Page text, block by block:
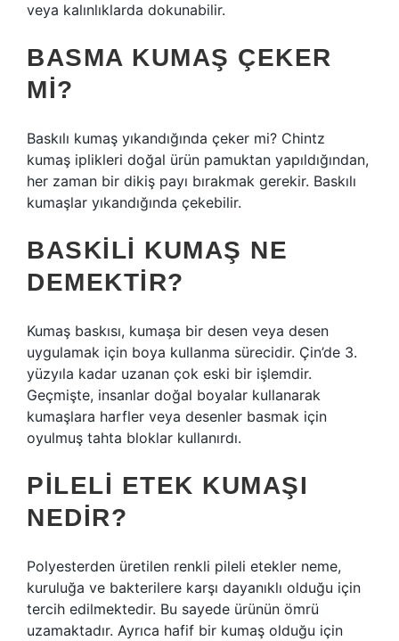
veya kalınlıklarda dokunabilir.
BASMA KUMAŞ ÇEKER
MI?
Baskılı kumaş yıkandığında çeker mi? Chintz
kumaş iplikleri doğal ürün pamuktan yapıldığından,
her zaman bir dikiş payı bırakmak gerekir. Baskılı
kumaşlar yıkandığında çekebilir.
BASKILI KUMAŞ NE
DEMEKTIR?
Kumaş baskısı, kumaşa bir desen veya desen
uygulamak için boya kullanma sürecidir. Çin’de 3.
yüzyıla kadar uzanan çok eski bir işlemdir.
Geçmişte, insanlar doğal boyalar kullanarak
kumaşlara harfler veya desenler basmak için
oyulmuş tahta bloklar kullanırdı.
PILELI ETEK KUMAŞI
NEDIR?
Polyesterden üretilen renkli pileli etekler neme,
kuruluğa ve bakterilere karşı dayanıklı olduğu için
tercih edilmektedir. Bu sayede ürünün ömrü
uzamaktadır. Ayrıca hafif bir kumaş olduğu için